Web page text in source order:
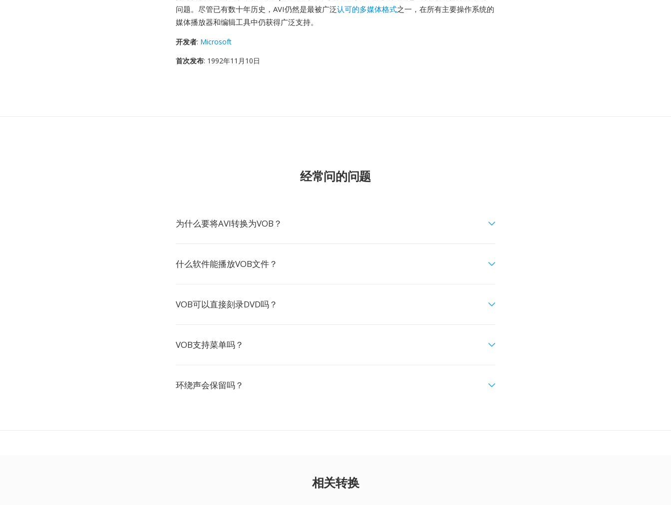
问题。尽管已有数十年历史，AVI仍然是最被广泛认可的多媒体格式之一，在所有主要操作系统的
媒体播放器和编辑工具中仍获得广泛支持。
开发者: Microsoft
首次发布: 1992年11月10日
经常问的问题
为什么要将AVI转换为VOB？
什么软件能播放VOB文件？
VOB可以直接刻录DVD吗？
VOB支持菜单吗？
环绕声会保留吗？
相关转换